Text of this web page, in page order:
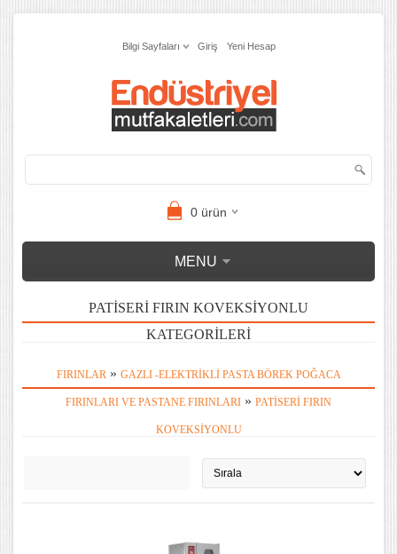
Bilgi Sayfaları Giriş Yeni Hesap
0ürün
MENU
PATISERI FIRIN KOVEKSIYONLU
KATEGORILERI
FIRINLAR » GAZLI -ELEKTRIKLI PASTA BÖREK POĞACA
FIRINLARI VE PASTANE FIRINLARI » PATISERI FIRIN
KOVEKSIYONLU